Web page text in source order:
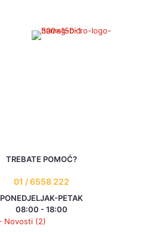
TREBATE POMOĆ?
01 / 6558 222
PONEDJELJAK-PETAK
08:00 - 18:00